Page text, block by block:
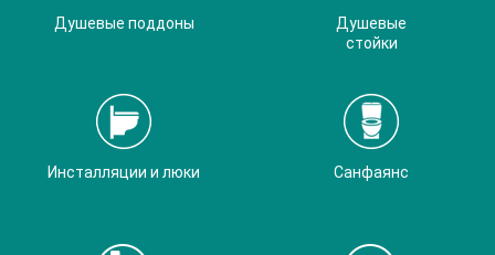
Душевые поддоны
Душевые
стойки
Инсталляции и люки Санфаянс